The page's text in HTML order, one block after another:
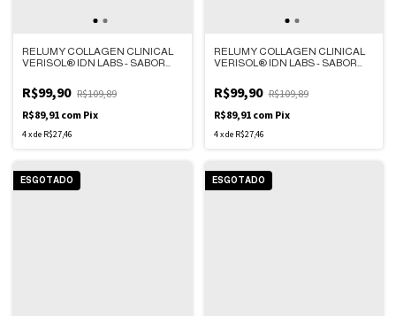
RELUMY COLLAGEN CLINICAL
VERISOL® IDN LABS - SABOR
R$99,90 R$109,89
R$89,91 com Pix
4xde R$27,46
RELUMY COLLAGEN CLINICAL
VERISOL® IDN LABS - SABOR
R$99,90 R$109,89
R$89,91 com Pix
4xde R$27,46
ESGOTADO ESGOTADO